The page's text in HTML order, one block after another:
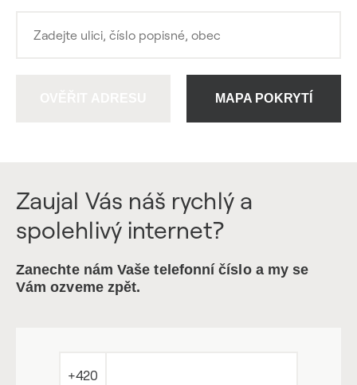
MAPA POKRYTÍ
Zaujal Vás náš rychlý a
spolehlivý internet?
Zanechte nám Vaše telefonní číslo a my se
Vám ozveme zpět.
+420